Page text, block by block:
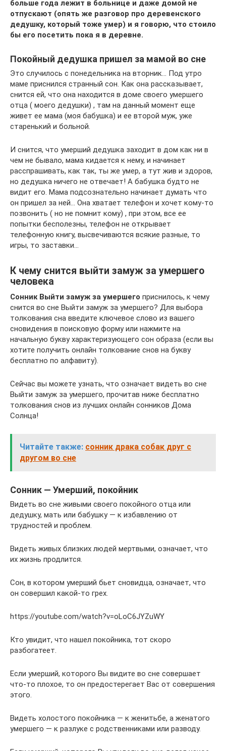
больше года лежит в больнице и даже домой не
отпускают (опять же разговор про деревенского
дедушку, который тоже умер) и я говорю, что стоило
бы его посетить пока я в деревне.
Покойный дедушка пришел за мамой во сне
Это случилось с понедельника на вторник… Под утро
маме приснился странный сон. Как она рассказывает,
снится ей, что она находится в доме своего умершего
отца ( моего дедушки) , там на данный момент еще
живет ее мама (моя бабушка) и ее второй муж, уже
старенький и больной.
И снится, что умерший дедушка заходит в дом как ни в
чем не бывало, мама кидается к нему, и начинает
расспрашивать, как так, ты же умер, а тут жив и здоров,
но дедушка ничего не отвечает! А бабушка будто не
видит его. Мама подсознательно начинает думать что
он пришел за ней… Она хватает телефон и хочет кому-то
позвонить ( но не помнит кому) , при этом, все ее
попытки бесполезны, телефон не открывает
телефонную книгу, высвечиваются всякие разные, то
игры, то заставки…
К чему снится выйти замуж за умершего
человека
Сонник Выйти замуж за умершего приснилось, к чему
снится во сне Выйти замуж за умершего? Для выбора
толкования сна введите ключевое слово из вашего
сновидения в поисковую форму или нажмите на
начальную букву характеризующего сон образа (если вы
хотите получить онлайн толкование снов на букву
бесплатно по алфавиту).
Сейчас вы можете узнать, что означает видеть во сне
Выйти замуж за умершего, прочитав ниже бесплатно
толкования снов из лучших онлайн сонников Дома
Солнца!
Читайте также: сонник драка собак друг с
другом во сне
Сонник — Умерший, покойник
Видеть во сне живыми своего покойного отца или
дедушку, мать или бабушку — к избавлению от
трудностей и проблем.
Видеть живых близких людей мертвыми, означает, что
их жизнь продлится.
Сон, в котором умерший бьет сновидца, означает, что
он совершил какой-то грех.
https://youtube.com/watch?v=oLoC6JYZuWY
Кто увидит, что нашел покойника, тот скоро
разбогатеет.
Если умерший, которого Вы видите во сне совершает
что-то плохое, то он предостерегает Вас от совершения
этого.
Видеть холостого покойника — к женитьбе, а женатого
умершего — к разлуке с родственниками или разводу.